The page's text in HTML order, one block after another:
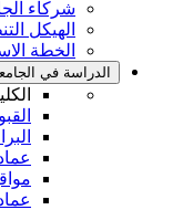
شركاء
الهيكل
الخطة
الدراسة في